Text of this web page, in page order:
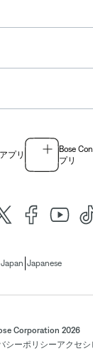
プリ
Bose
プリ
Japan Japanese
Corporation 2026
シーポリシーアクセシ